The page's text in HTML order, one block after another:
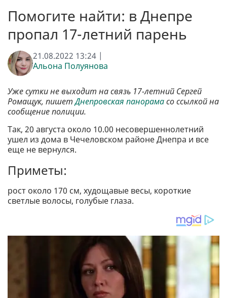
Помогите найти: в Днепре
пропал 17-летний парень
21.08.2022 13:24 |
Альона Полуянова
Уже сутки не выходит на связь 17-летний Сергей
Ромащук, пишетДнепровская панорамасо ссылкой на
сообщение полиции.
Так, 20 августа около 10.00 несовершеннолетний
ушел из дома в Чечеловском районе Днепра и все
еще не вернулся.
Приметы:
рост около 170 см, худощавые весы, короткие
светлые волосы, голубые глаза.